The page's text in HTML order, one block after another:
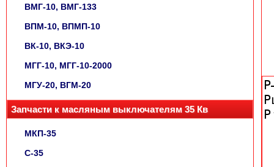
ВМГ-10, ВМГ-133
ВПМ-10, ВПМП-10
ВК-10, ВКЭ-10
МГГ-10, МГГ-10-2000
МГУ-20, ВГМ-20
Запчасти к масляным выключателям 35 Кв
МКП-35
С-35